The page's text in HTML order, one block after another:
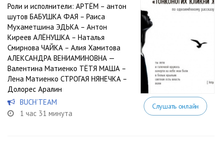
Роли и исполнители: АРТЁМ – антон
шутов БАБУШКА ФАЯ – Раиса
Мухаметшина ЭДЬКА – Антон
Киреев АЛЁНУШКА – Наталья
Смирнова ЧАЙКА – Алия Хамитова
АЛЕКСАНДРА ВЕНИАМИНОВНА —
Валентина Матиенко ТЁТЯ МАША –
Лена Матиенко СТРОГАЯ НЯНЕЧКА –
Долорес Аралин
BUCH’TEAM
1 час 31 минута
Слушать онлайн